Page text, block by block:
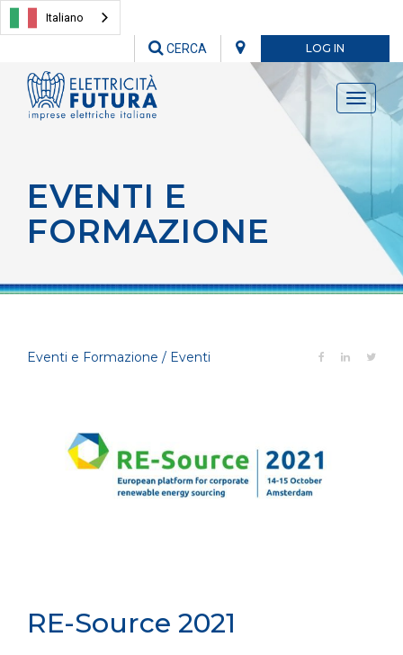
Italiano
LOG IN
CERCA
Toggle
EVENTI E
FORMAZIONE
Eventi e Formazione / Eventi
RE-Source 2021